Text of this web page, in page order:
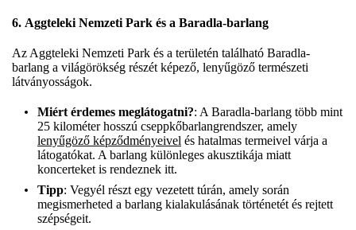
6. Aggteleki Nemzeti Park és a Baradla-barlang
Az Aggteleki Nemzeti Park és a területén található Baradla-
barlang a világörökség részét képező, lenyűgöző természeti
látványosságok.
Miért érdemes meglátogatni?: A Baradla-barlang több mint
25 kilométer hosszú cseppkőbarlangrendszer, amely
lenyűgöző képződményeivel és hatalmas termeivel várja a
látogatókat. A barlang különleges akusztikája miatt
koncerteket is rendeznek itt.
Tipp: Vegyél részt egy vezetett túrán, amely során
megismerheted a barlang kialakulásának történetét és rejtett
szépségeit.